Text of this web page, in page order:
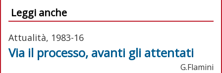
Leggi anche
Attualità, 1983-16
Via il processo, avanti gli attentati
G.Flamini